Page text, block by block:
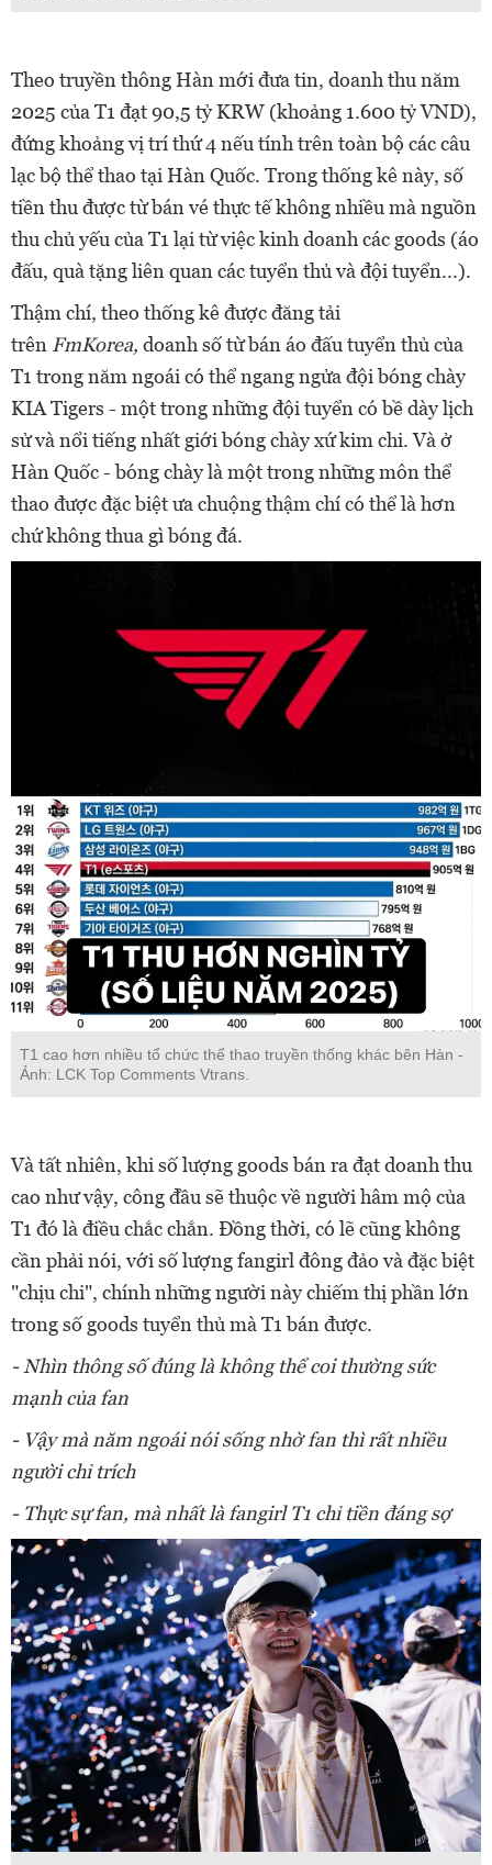
Theo truyền thông Hàn mới đưa tin, doanh thu năm
2025 của T1 đạt 90,5 tỷ KRW (khoảng 1.600 tỷ VND),
đứng khoảng vị trí thứ 4 nếu tính trên toàn bộ các câu
lạc bộ thể thao tại Hàn Quốc. Trong thống kê này, số
tiền thu được từ bán vé thực tế không nhiều mà nguồn
thu chủ yếu của T1 lại từ việc kinh doanh các goods (áo
đấu, quà tặng liên quan các tuyển thủ và đội tuyển...).
Thậm chí, theo thống kê được đăng tải
trên FmKorea, doanh số từ bán áo đấu tuyển thủ của
T1 trong năm ngoái có thể ngang ngửa đội bóng chày
KIA Tigers - một trong những đội tuyển có bề dày lịch
sử và nổi tiếng nhất giới bóng chày xứ kim chi. Và ở
Hàn Quốc - bóng chày là một trong những môn thể
thao được đặc biệt ưa chuộng thậm chí có thể là hơn
chứ không thua gì bóng đá.
T1 cao hơn nhiều tổ chức thể thao truyền thống khác bên Hàn -
Ảnh: LCK Top Comments Vtrans.
Và tất nhiên, khi số lượng goods bán ra đạt doanh thu
cao như vậy, công đầu sẽ thuộc về người hâm mộ của
T1 đó là điều chắc chắn. Đồng thời, có lẽ cũng không
cần phải nói, với số lượng fangirl đông đảo và đặc biệt
"chịu chi", chính những người này chiếm thị phần lớn
trong số goods tuyển thủ mà T1 bán được.
- Nhìn thông số đúng là không thể coi thường sức
mạnh của fan
- Vậy mà năm ngoái nói sống nhờ fan thì rất nhiều
người chỉ trích
- Thực sự fan, mà nhất là fangirl T1 chỉ tiền đáng sợ